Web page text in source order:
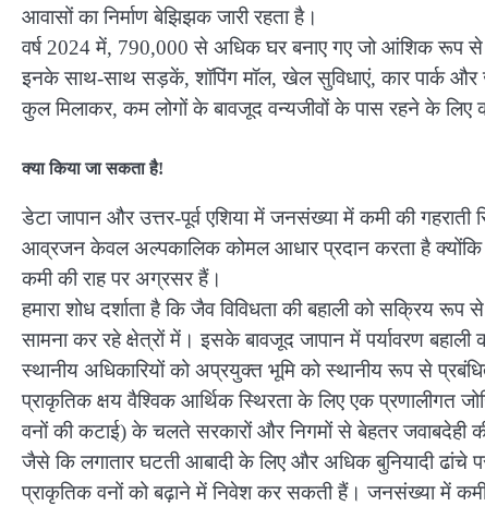
आवासों का निर्माण बेझिझक जारी रहता है।
वर्ष 2024 में, 790,000 से अधिक घर बनाए गए जो आंशिक रूप
इनके साथ-साथ सड़कें, शॉपिंग मॉल, खेल सुविधाएं, कार पार्क और
कुल मिलाकर, कम लोगों के बावजूद वन्यजीवों के पास रहने के
क्या किया जा सकता है!
डेटा जापान और उत्तर-पूर्व एशिया में जनसंख्या में कमी की
आव्रजन केवल अल्पकालिक कोमल आधार प्रदान करता है क्योंकि
कमी की राह पर अग्रसर हैं।
हमारा शोध दर्शाता है कि जैव विविधता की बहाली को
सामना कर रहे क्षेत्रों में। इसके बावजूद जापान में पर्यावरण
स्थानीय अधिकारियों को अप्रयुक्त भूमि को स्थानीय रूप से
प्राकृतिक क्षय वैश्विक आर्थिक स्थिरता के लिए एक प्रणालीगत
वनों की कटाई) के चलते सरकारों और निगमों से बेहतर जवाबदेही
जैसे कि लगातार घटती आबादी के लिए और अधिक बुनियादी ढांचे
प्राकृतिक वनों को बढ़ाने में निवेश कर सकती हैं। जनसंख्या में